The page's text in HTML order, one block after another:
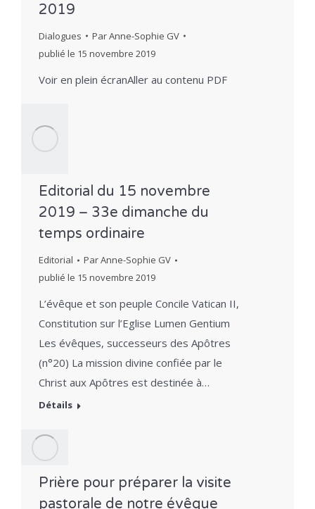
2019
Dialogues ParAnne-Sophie GV
publié le 15 novembre 2019
Voir en plein écranAller au contenu PDF
Editorial du 15 novembre
2019 – 33e dimanche du
temps ordinaire
Editorial ParAnne-Sophie GV
publié le 15 novembre 2019
L’évêque et son peuple Concile Vatican II,
Constitution sur l’Eglise Lumen Gentium
Les évêques, successeurs des Apôtres
(n°20) La mission divine confiée par le
Christ aux Apôtres est destinée à…
Détails
Prière pour préparer la visite
pastorale de notre évêque